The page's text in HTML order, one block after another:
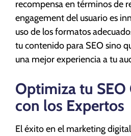
recompensa en términos de
engagement del usuario es
uso de los formatos
tu contenido para SEO sino
una mejor experiencia a tu
Optimiza tu SEO
con los Expertos
El éxito en el marketing